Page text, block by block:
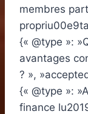
membres
{« @type »:
avantages
? »,
{« @type »:
finance